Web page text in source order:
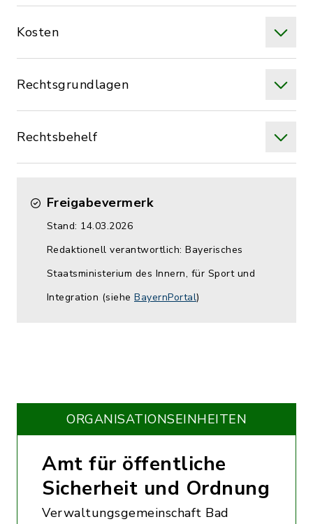
Kosten
Rechtsgrundlagen
Rechtsbehelf
Freigabevermerk
Stand: 14.03.2026
Redaktionell verantwortlich: Bayerisches
Staatsministerium des Innern, für Sport und
Integration (siehe BayernPortal)
ORGANISATIONS­EINHEITEN
Amt für öffentliche
Sicherheit und Ordnung
Verwaltungsgemeinschaft Bad